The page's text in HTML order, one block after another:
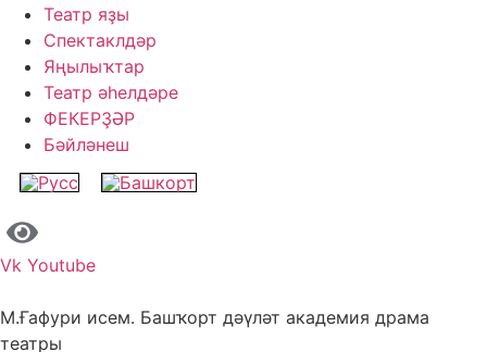
Театр яҙы
Спектаклдәр
Яңылыҡтар
Театр әһелдәре
ФЕКЕРҘӘР
Бәйләнеш
Vk Youtube
М.Ғафури исем. Башҡорт дәүләт академия драма
театры